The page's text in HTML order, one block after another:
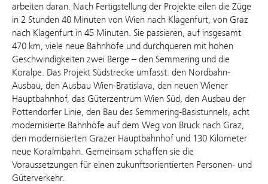
arbeiten daran. Nach Fertigstellung der Projekte eilen die Züge
in 2 Stunden 40 Minuten von Wien nach Klagenfurt, von Graz
nach Klagenfurt in 45 Minuten. Sie passieren, auf insgesamt
470 km, viele neue Bahnhöfe und durchqueren mit hohen
Geschwindigkeiten zwei Berge – den Semmering und die
Koralpe. Das Projekt Südstrecke umfasst: den Nordbahn-
Ausbau, den Ausbau Wien-Bratislava, den neuen Wiener
Hauptbahnhof, das Güterzentrum Wien Süd, den Ausbau der
Pottendorfer Linie, den Bau des Semmering-Basistunnels, acht
modernisierte Bahnhöfe auf dem Weg von Bruck nach Graz,
den modernisierten Grazer Hauptbahnhof und 130 Kilometer
neue Koralmbahn. Gemeinsam schaffen sie die
Voraussetzungen für einen zukunftsorientierten Personen- und
Güterverkehr.